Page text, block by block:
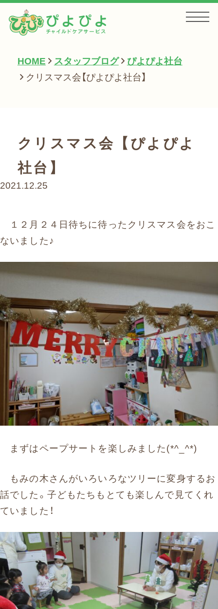
HOME
サービス一覧
会社案内
お問い合わせ
まずはお気軽にお電話ください
0120-930-312
受付時間 9:30〜17:30（土日祝除く）
愛知県外の方はこちら052-262-9671
HOME スタッフブログ
ぴよぴよ社台
クリスマス会【ぴよぴよ社台】
クリスマス会【ぴよぴよ
社台】
2021.12.25
１２月２４日待ちに待ったクリスマス会をおこ
ないました♪
まずはペープサートを楽しみました(*^_^*)
もみの木さんがいろいろなツリーに変身するお
話でした。子どもたちもとても楽しんで見てくれ
ていました！